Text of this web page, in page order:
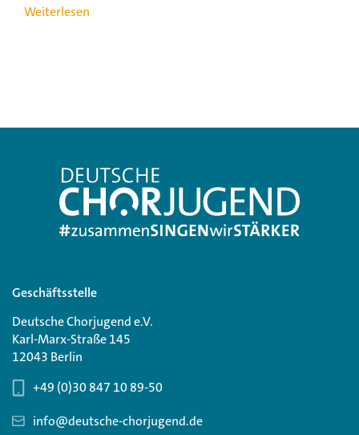
Weiterlesen
Geschäftsstelle
Deutsche Chorjugend e.V.
Karl-Marx-Straße 145
12043 Berlin
+49 (0)30 847 10 89-50
info@deutsche-chorjugend.de